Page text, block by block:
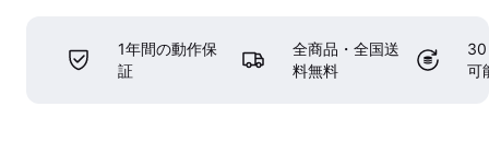
1年間の動作保
証
全商品・全国送
料無料
30
可